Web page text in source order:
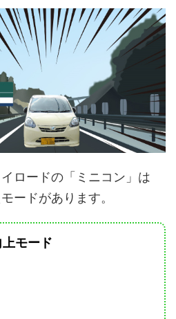
ロードの「ミニコン」は
ードがあります。
モード